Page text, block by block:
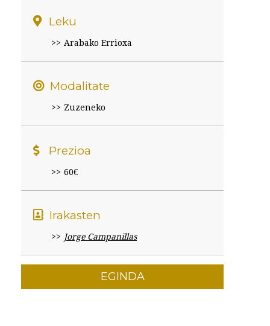
Leku
Arabako Errioxa
Modalitate
Zuzeneko
Prezioa
60€
Irakasten
Jorge Campanillas
EGINDA